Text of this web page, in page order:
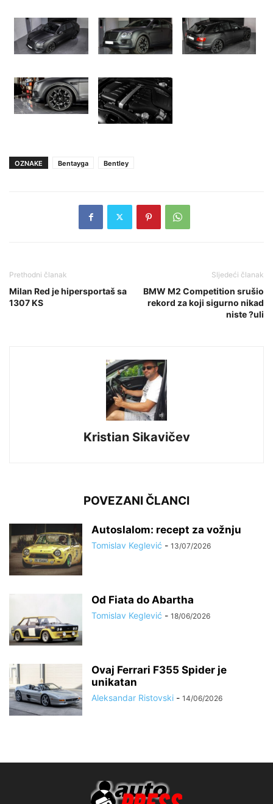
OZNAKE Bentayga Bentley
Prethodni članak
Milan Red je hipersportaš sa
1307 KS
Sljedeći članak
BMW M2 Competition srušio
rekord za koji sigurno nikad
niste ?uli
Kristian Sikavičev
POVEZANI ČLANCI
Autoslalom: recept za vožnju
Tomislav Keglević - 13/07/2026
Od Fiata do Abartha
Tomislav Keglević - 18/06/2026
Ovaj Ferrari F355 Spider je
unikatan
Aleksandar Ristovski - 14/06/2026